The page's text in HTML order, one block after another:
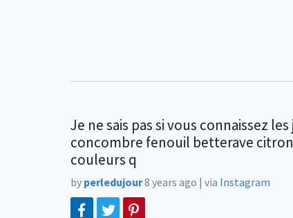
Je ne sais pas si vous connaissez les
concombre fenouil betterave
couleurs q
by perledujour8 years ago | via Instagram